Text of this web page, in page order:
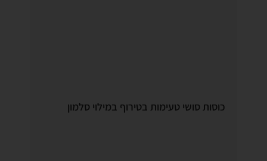
כוסות סושי טעימות בטירוף במילוי סלמון